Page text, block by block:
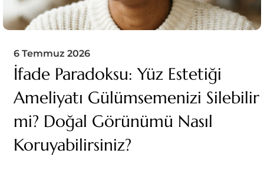
6 Temmuz 2026
İfade Paradoksu: Yüz Estetiği
Ameliyatı Gülümsemenizi Silebilir
mi? Doğal Görünümü Nasıl
Koruyabilirsiniz?